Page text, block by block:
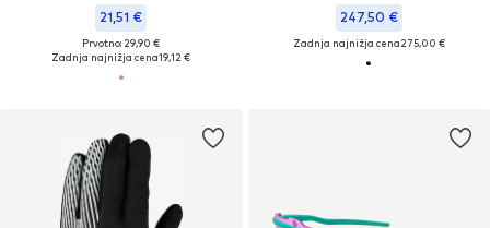
21,51 €
Prvotno: 29,90 €
Zadnja najnižja cena19,12 €
247,50 €
Zadnja najnižja cena275,00 €